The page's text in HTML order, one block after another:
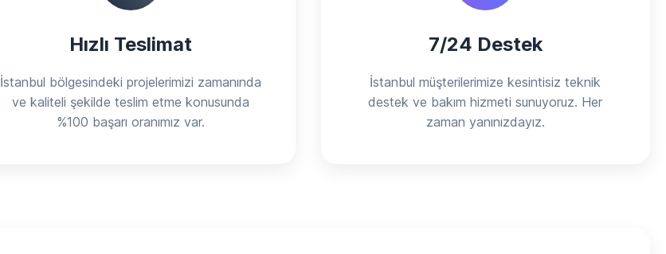
Hızlı Teslimat
İstanbul bölgesindeki projelerimizi zamanında
ve kaliteli şekilde teslim etme konusunda
%100 başarı oranımız var.
7/24 Destek
İstanbul müşterilerimize kesintisiz teknik
destek ve bakım hizmeti sunuyoruz. Her
zaman yanınızdayız.